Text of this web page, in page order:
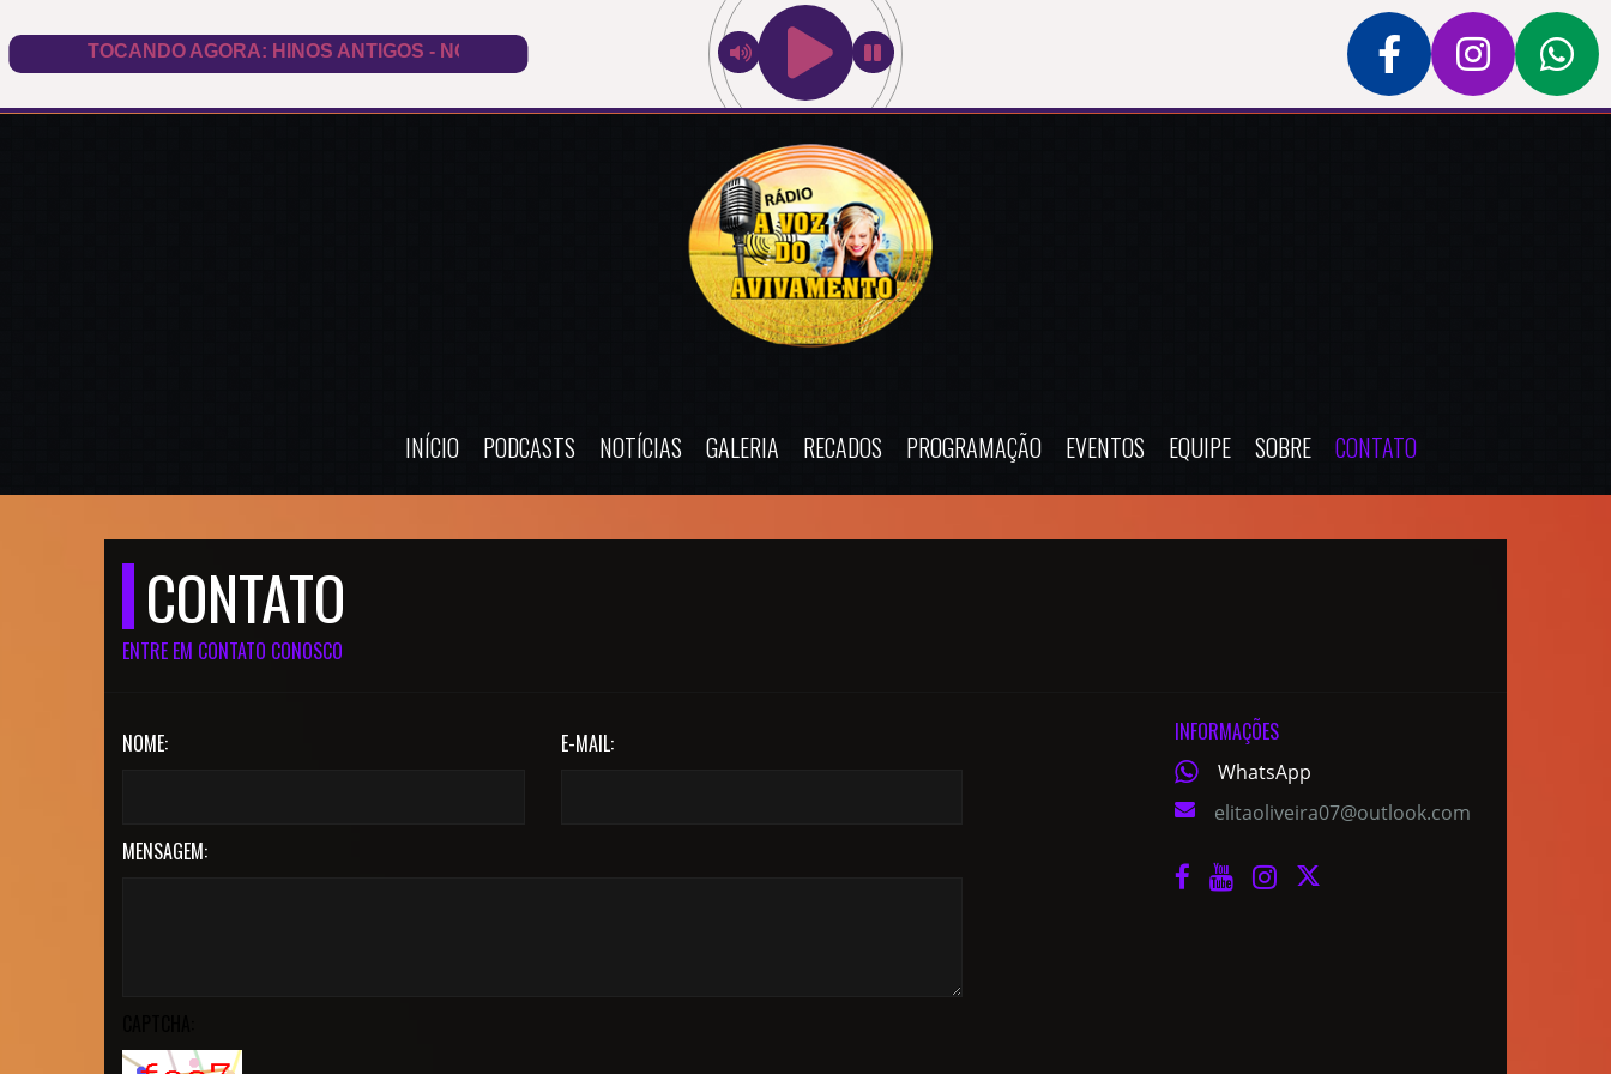
INÍCIO PODCASTS NOTÍCIAS GALERIA RECADOS PROGRAMAÇÃO EVENTOS EQUIPE SOBRE CONTATO
CONTATO
ENTRE EM CONTATO CONOSCO
NOME: E-MAIL:
MENSAGEM:
INFORMAÇÕES
WhatsApp
elitaoliveira07@outlook.com